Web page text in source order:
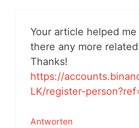
Your article helped
there any more
Thanks!
https://
LK/register-
Antworten